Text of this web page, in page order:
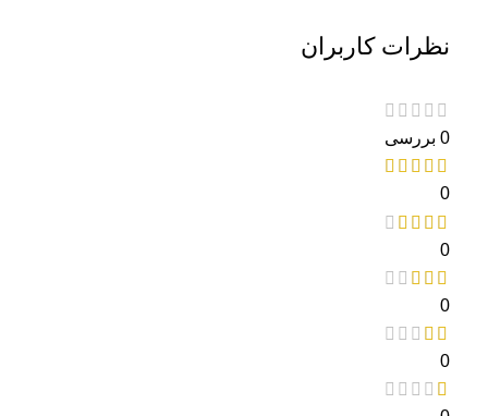
نظرات کاربران
0 بررسی
0
0
0
0